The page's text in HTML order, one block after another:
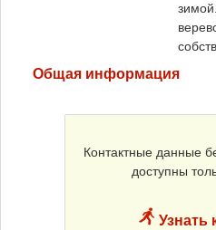
Общая информация
Контактные данные
доступны
Узнать